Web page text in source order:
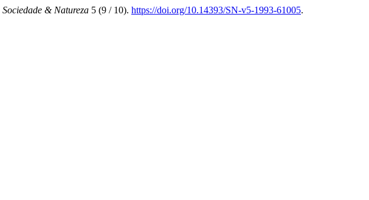
Sociedade & Natureza 5 (9 / 10). https://doi.org/10.14393/SN-v5-1993-61005.